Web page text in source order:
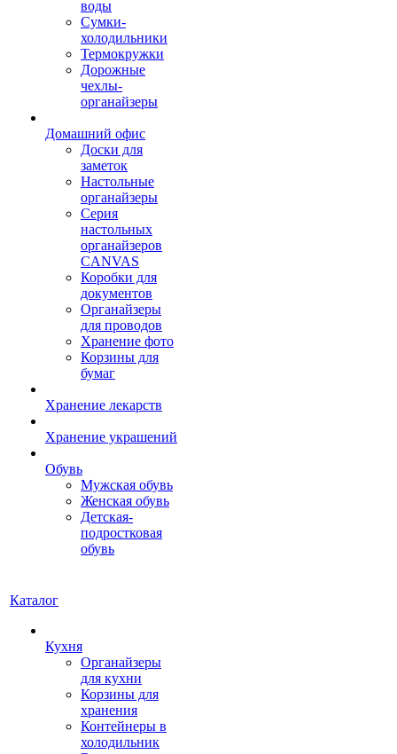
воды
Сумки-
холодильники
Термокружки
Дорожные
чехлы-
органайзеры
Домашний офис
Доски для
заметок
Настольные
органайзеры
Серия
настольных
органайзеров
CANVAS
Коробки для
документов
Органайзеры
для проводов
Хранение фото
Корзины для
бумаг
Хранение лекарств
Хранение украшений
Обувь
Мужская обувь
Женская обувь
Детская-
подростковая
обувь
Каталог
Кухня
Органайзеры
для кухни
Корзины для
хранения
Контейнеры в
холодильник